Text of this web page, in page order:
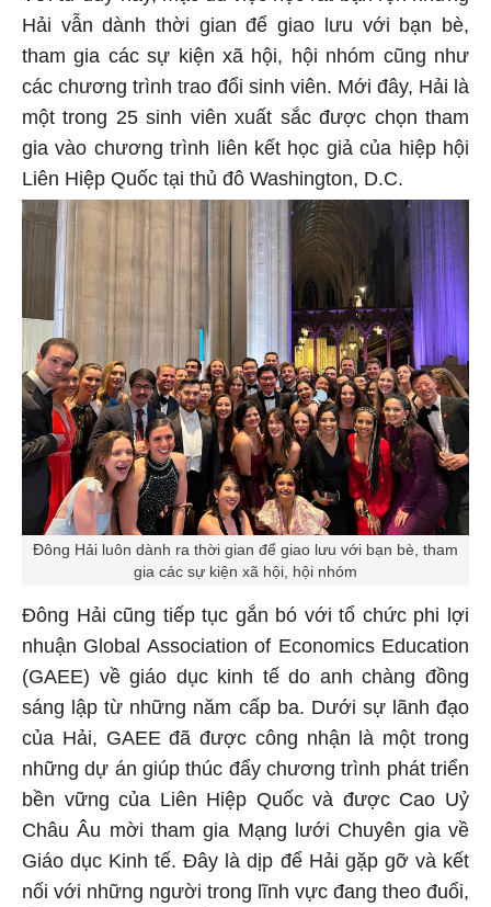
Hải vẫn dành thời gian để giao lưu với bạn bè,
tham gia các sự kiện xã hội, hội nhóm cũng như
các chương trình trao đổi sinh viên. Mới đây, Hải là
một trong 25 sinh viên xuất sắc được chọn tham
gia vào chương trình liên kết học giả của hiệp hội
Liên Hiệp Quốc tại thủ đô Washington, D.C.
Đông Hải luôn dành ra thời gian để giao lưu với bạn bè, tham
gia các sự kiện xã hội, hội nhóm
Đông Hải cũng tiếp tục gắn bó với tổ chức phi lợi
nhuận Global Association of Economics Education
(GAEE) về giáo dục kinh tế do anh chàng đồng
sáng lập từ những năm cấp ba. Dưới sự lãnh đạo
của Hải, GAEE đã được công nhận là một trong
những dự án giúp thúc đẩy chương trình phát triển
bền vững của Liên Hiệp Quốc và được Cao Uỷ
Châu Âu mời tham gia Mạng lưới Chuyên gia về
Giáo dục Kinh tế. Đây là dịp để Hải gặp gỡ và kết
nối với những người trong lĩnh vực đang theo đuổi,